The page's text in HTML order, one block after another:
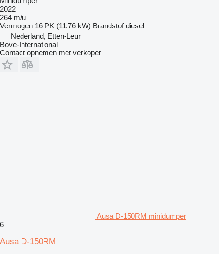
2022
264 m/u
Vermogen 16 PK (11.76 kW) Brandstof diesel
Nederland, Etten-Leur
Bove-International
Contact opnemen met verkoper
Ausa D-150RM minidumper
6
Ausa D-150RM